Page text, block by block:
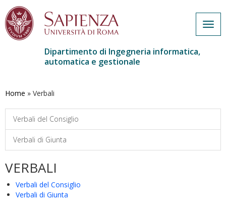
contenuto
Dipartimento di Ingegneria informatica,
automatica e gestionale
Home » Verbali
Verbali del Consiglio
Verbali di Giunta
VERBALI
Verbali del Consiglio
Verbali di Giunta